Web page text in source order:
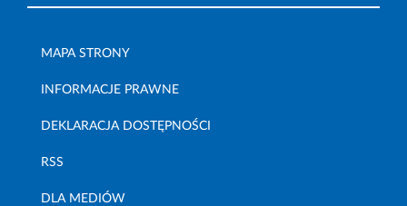
MAPA STRONY
INFORMACJE PRAWNE
DEKLARACJA DOSTĘPNOŚCI
RSS
DLA MEDIÓW